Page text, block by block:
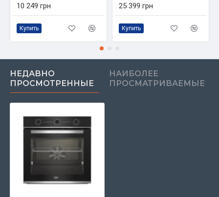
10 249 грн
Купить
25 399 грн
Купить
НЕДАВНО
ПРОСМОТРЕННЫЕ
НАИБОЛЕЕ
ПРОСМАТРИВАЕМЫЕ